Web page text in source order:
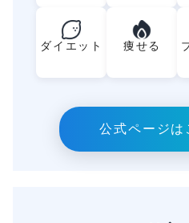
ダイエット 痩せる
公式ページは